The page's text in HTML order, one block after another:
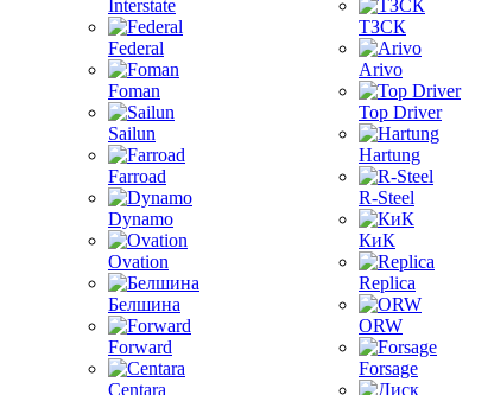
Interstate
Federal
Foman
Sailun
Farroad
Dynamo
Ovation
Белшина
Forward
Centara
ТЗСК
Arivo
Top Driver
Hartung
R-Steel
КиК
Replica
ORW
Forsage